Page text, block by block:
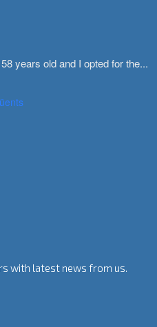
years old and I opted for the...
with latest news from us.